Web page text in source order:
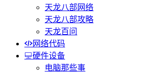
天龙八部网络
天龙八部攻略
天龙百问
网络代码
硬件设备
电脑那些事